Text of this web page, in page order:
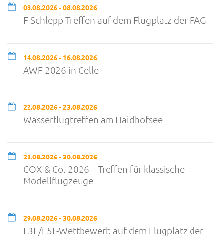
08.08.2026 - 08.08.2026
F-Schlepp Treffen auf dem Flugplatz der FAG
14.08.2026 - 16.08.2026
AWF 2026 in Celle
22.08.2026 - 23.08.2026
Wasserflugtreffen am Haidhofsee
28.08.2026 - 30.08.2026
COX & Co. 2026 – Treffen für klassische
Modellflugzeuge
29.08.2026 - 30.08.2026
F3L/F5L-Wettbewerb auf dem Flugplatz der